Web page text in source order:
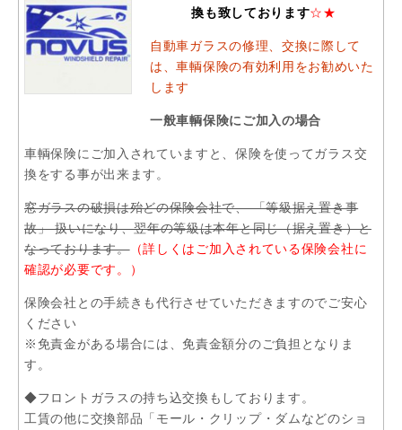
換も致しております☆★
自動車ガラスの修理、交換に際して
は、車輌保険の有効利用をお勧めいた
します
一般車輌保険にご加入の場合
車輌保険にご加入されていますと、保険を使ってガラス交
換をする事が出来ます。
窓ガラスの破損は殆どの保険会社で、 「等級据え置き事
故」 扱いになり、翌年の等級は本年と同じ（据え置き）と
なっております。（詳しくはご加入されている保険会社に
確認が必要です。）
保険会社との手続きも代行させていただきますのでご安心
ください
※免責金がある場合には、免責金額分のご負担となりま
す。
◆フロントガラスの持ち込交換もしております。
工賃の他に交換部品「モール・クリップ・ダムなどのショ